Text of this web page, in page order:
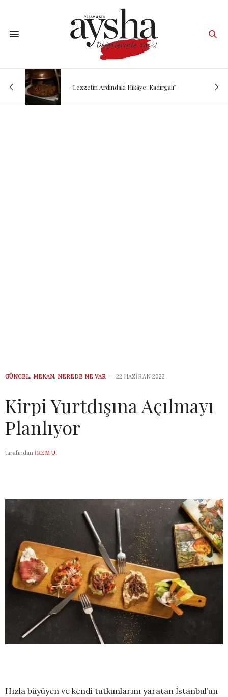
“Lezzetin Ardındaki Hikâye: Kadırgalı”
GÜNCEL, MEKAN, NEREDE NE VAR 22 HAZIRAN 2022
Kirpi Yurtdışına Açılmayı
Planlıyor
tarafından İREM U.
Hızla büyüyen ve kendi tutkunlarını yaratan İstanbul’un